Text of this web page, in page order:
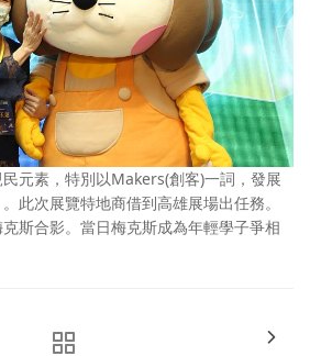
元素，特別以Makers(創客)一詞，發展
此次展覽特地商借到高雄展場出任務。
斯合影。當日梅克斯成為年輕學子爭相